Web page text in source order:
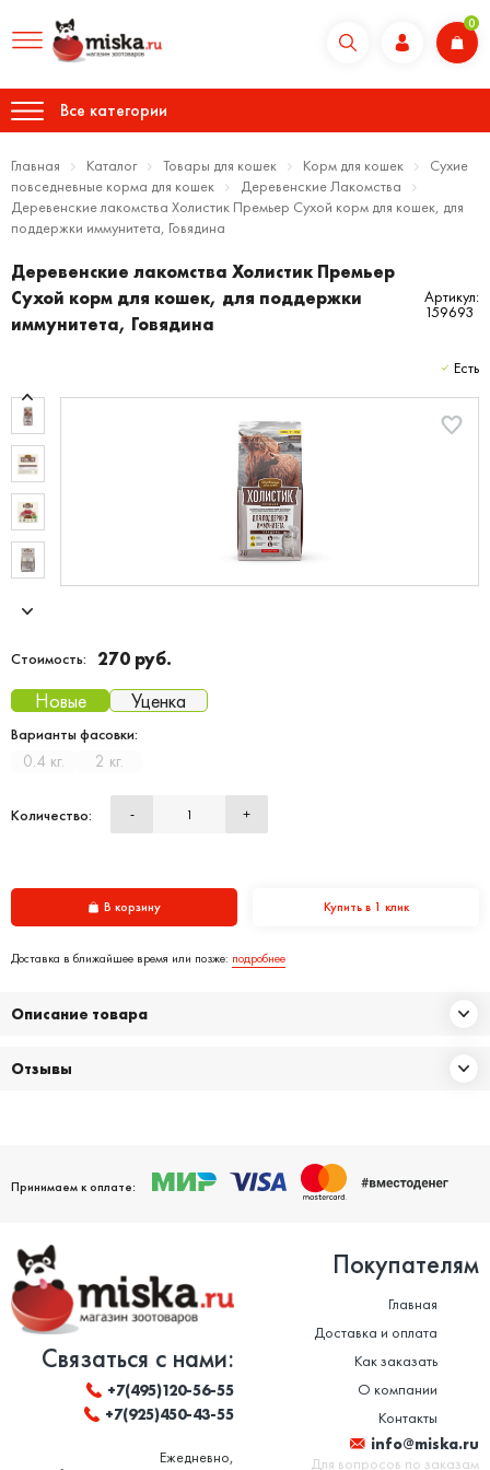
0
Все категории
Главная Каталог Товары для кошек Корм для кошек
Сухие
повседневные корма для кошек
Деревенские Лакомства
Деревенские лакомства Холистик Премьер Сухой корм для кошек, для
поддержки иммунитета, Говядина
Деревенские лакомства Холистик Премьер
Сухой корм для кошек, для поддержки
иммунитета, Говядина
Артикул:
159693
Есть
Стоимость: 270 руб.
Новые Уценка
Варианты фасовки:
0.4 кг. 2 кг.
Количество: - +
В корзину Купить в 1 клик
Доставка в ближайшее время или позже: подробнее
Описание товара
Отзывы
Принимаем к оплате:
Связаться с нами:
+7(495)120-56-55
+7(925)450-43-55
Ежедневно,
Покупателям
Главная
Доставка и оплата
Как заказать
О компании
Контакты
info@miska.ru
Для вопросов по заказам